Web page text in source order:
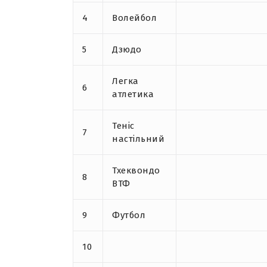
4 Волейбол
5 Дзюдо
6
Легка
атлетика
7
Теніс
настільний
8
Тхеквондо
ВТФ
9 Футбол
10